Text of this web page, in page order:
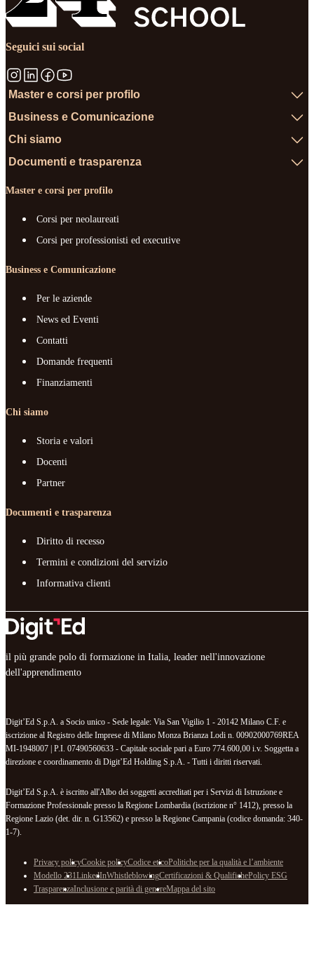
Seguici sui social
Master e corsi per profilo
Business e Comunicazione
Chi siamo
Documenti e trasparenza
Master e corsi per profilo
Corsi per neolaureati
Corsi per professionisti ed executive
Business e Comunicazione
Per le aziende
News ed Eventi
Contatti
Domande frequenti
Finanziamenti
Chi siamo
Storia e valori
Docenti
Partner
Documenti e trasparenza
Diritto di recesso
Termini e condizioni del servizio
Informativa clienti
il più grande polo di formazione in Italia, leader nell'innovazione
dell'apprendimento
Digit’Ed S.p.A. a Socio unico - Sede legale: Via San Vigilio 1 - 20142 Milano C.F. e
iscrizione al Registro delle Imprese di Milano Monza Brianza Lodi n. 00902000769REA
MI-1948007 | P.I. 07490560633 - Capitale sociale pari a Euro 774.600,00 i.v. Soggetta a
direzione e coordinamento di Digit’Ed Holding S.p.A. - Tutti i diritti riservati.
Digit’Ed S.p.A. è iscritto all'Albo dei soggetti accreditati per i Servizi di Istruzione e
Formazione Professionale presso la Regione Lombardia (iscrizione n° 1412), presso la
Regione Lazio (det. dir. n. G13562) e presso la Regione Campania (codice domanda: 340-
1-7).
Privacy policyCookie policyCodice eticoPolitiche per la qualità e l’ambiente
Modello 231LinkedInWhistleblowingCertificazioni & QualifichePolicy ESG
TrasparenzaInclusione e parità di genereMappa del sito